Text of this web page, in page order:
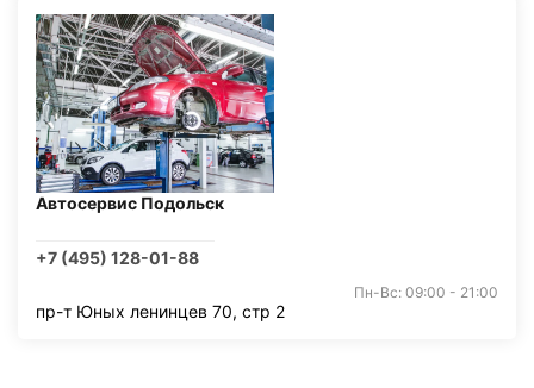
Автосервис Подольск
+7 (495) 128-01-88
Пн-Вс: 09:00 - 21:00
пр-т Юных ленинцев 70, стр 2